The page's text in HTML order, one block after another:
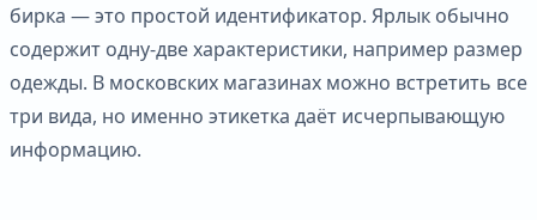
бирка — это простой идентификатор. Ярлык обычно
содержит одну-две характеристики, например размер
одежды. В московских магазинах можно встретить все
три вида, но именно этикетка даёт исчерпывающую
информацию.